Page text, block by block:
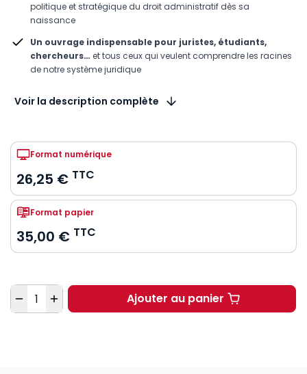
politique et stratégique du droit administratif dès sa
naissance
Un ouvrage indispensable pour juristes, étudiants,
chercheurs… et tous ceux qui veulent comprendre les racines
de notre système juridique
Voir la description complète
Format numérique
26,25 € TTC
Format papier
35,00 € TTC
Quantité Ajouter au panierDroit administratif : le